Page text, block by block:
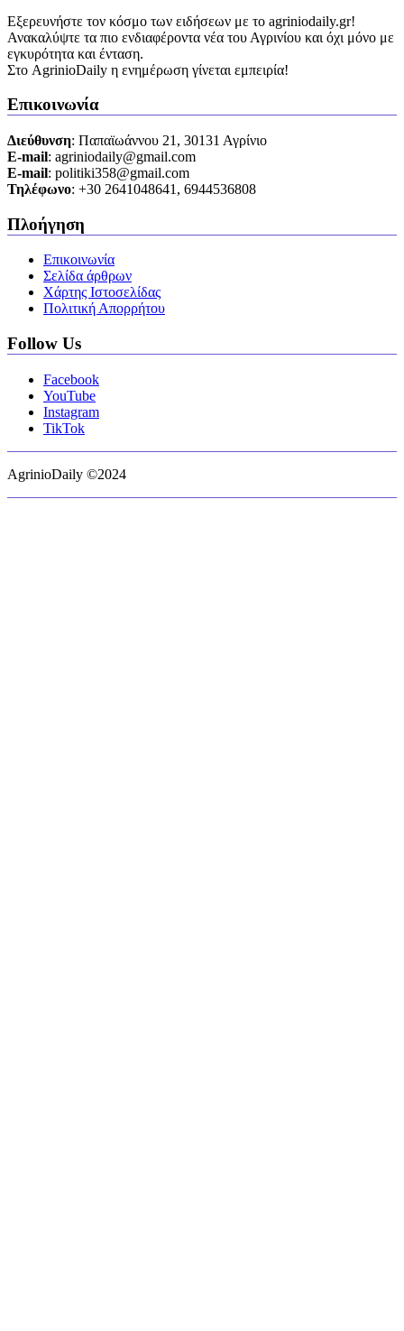
Εξερευνήστε τον κόσμο των ειδήσεων με το agriniodaily.gr!
Ανακαλύψτε τα πιο ενδιαφέροντα νέα του Αγρινίου και όχι μόνο με
εγκυρότητα και ένταση.
Στο AgrinioDaily η ενημέρωση γίνεται εμπειρία!
Επικοινωνία
Διεύθυνση: Παπαϊωάννου 21, 30131 Αγρίνιο
Ε-mail: agriniodaily@gmail.com
Ε-mail: politiki358@gmail.com
Τηλέφωνο: +30 2641048641, 6944536808
Πλοήγηση
Επικοινωνία
Σελίδα άρθρων
Χάρτης Ιστοσελίδας
Πολιτική Απορρήτου
Follow Us
Facebook
YouTube
Instagram
TikTok
AgrinioDaily ©2024